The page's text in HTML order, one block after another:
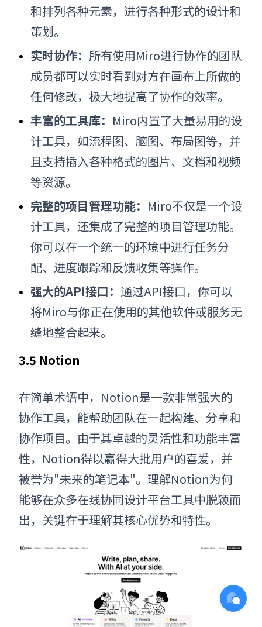
和排列各种元素，进行各种形式的设计和
策划。
实时协作： 所有使用Miro进行协作的团队
成员都可以实时看到对方在画布上所做的
任何修改，极大地提高了协作的效率。
丰富的工具库： Miro内置了大量易用的设
计工具，如流程图、脑图、布局图等，并
且支持插入各种格式的图片、文档和视频
等资源。
完整的项目管理功能： Miro不仅是一个设
计工具，还集成了完整的项目管理功能。
你可以在一个统一的环境中进行任务分
配、进度跟踪和反馈收集等操作。
强大的API接口： 通过API接口，你可以
将Miro与你正在使用的其他软件或服务无
缝地整合起来。
3.5 Notion
在简单术语中，Notion是一款非常强大的
协作工具，能帮助团队在一起构建、分享和
协作项目。由于其卓越的灵活性和功能丰富
性，Notion得以赢得大批用户的喜爱，并
被誉为"未来的笔记本"。理解Notion为何
能够在众多在线协同设计平台工具中脱颖而
出，关键在于理解其核心优势和特性。